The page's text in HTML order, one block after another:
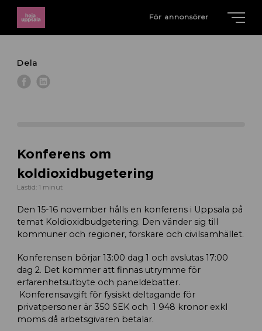
För annonsörer
Dela
Konferens om
koldioxidbugetering
Lästid: 1 minut
Den 15-16 november hålls en konferens i Uppsala på
temat Koldioxidbudgetering. Den vänder sig till
kommuner och regioner, forskare och civilsamhället.
Konferensen börjar 13:00 dag 1 och avslutas 17:00
dag 2. Det kommer att finnas utrymme för
erfarenhetsutbyte och paneldebatter.
Konferensavgift för fysiskt deltagande för
privatpersoner är 350 SEK och 1 948 kronor exkl
moms då arbetsgivaren betalar.